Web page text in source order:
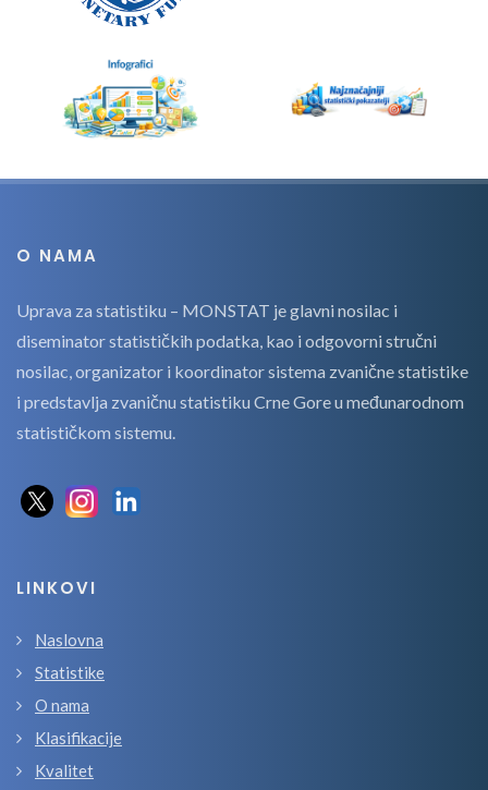
O NAMA
Uprava za statistiku – MONSTAT je glavni nosilac i
diseminator statističkih podatka, kao i odgovorni stručni
nosilac, organizator i koordinator sistema zvanične statistike
i predstavlja zvaničnu statistiku Crne Gore u međunarodnom
statističkom sistemu.
LINKOVI
Naslovna
Statistike
O nama
Klasifikacije
Kvalitet